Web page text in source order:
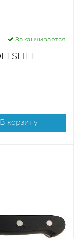
Заканчивается
SHEF
корзину